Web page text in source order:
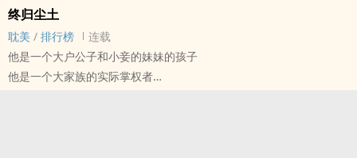
终归尘土
耽美 / 排行榜
连载
他是一个大户公子和小妾的妹妹的孩子
他是一个大家族的实际掌权者